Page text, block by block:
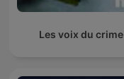
Les voix du crime